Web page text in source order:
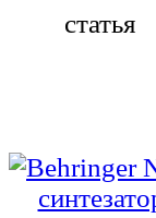
статья